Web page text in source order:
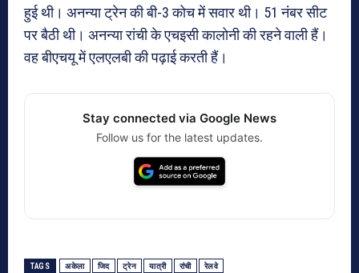
हुई थी। अनन्या ट्रेन की बी-3 कोच में सवार थी। 51 नंबर सीट
पर बैठी थी। अनन्या रांची के एचइसी कालोनी की रहने वाली हैं।
वह बीएचयू में एलएलबी की पढ़ाई करती हैं।
Stay connected via Google News
Follow us for the latest updates.
TAGS अकेला जिद ट्रेन यात्री रांची रेलवे